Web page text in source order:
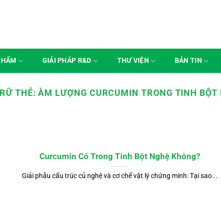
GIẢI PHÁP R&D THƯ VIỆN BẢN TIN
THẺ:ÀM LƯỢNG CURCUMIN TRONG TINH BỘT
Curcumin Có Trong Tinh Bột Nghệ Không?
Giải phẫu cấu trúc củ nghệ và cơ chế vật lý chứng minh: Tại sao...